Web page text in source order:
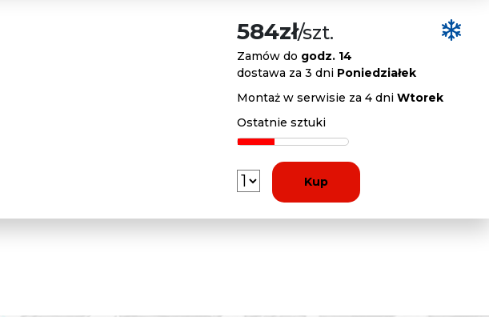
584zł/szt.
Zamów do godz. 14
dostawa za 3 dni Poniedziałek
Montaż w serwisie za 4 dni Wtorek
Ostatnie sztuki
Kup